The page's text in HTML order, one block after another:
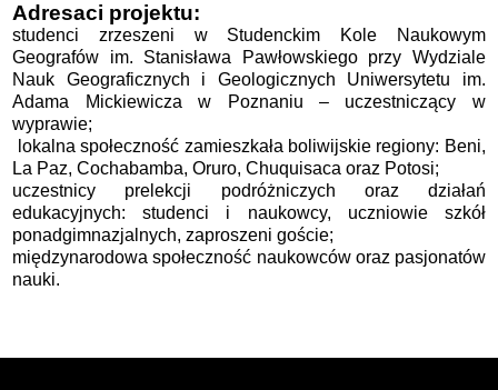
Adresaci projektu:
studenci zrzeszeni w Studenckim Kole Naukowym
Geografów im. Stanisława Pawłowskiego przy Wydziale
Nauk Geograficznych i Geologicznych Uniwersytetu im.
Adama Mickiewicza w Poznaniu – uczestniczący w
wyprawie;
lokalna społeczność zamieszkała boliwijskie regiony: Beni,
La Paz, Cochabamba, Oruro, Chuquisaca oraz Potosi;
uczestnicy prelekcji podróżniczych oraz działań
edukacyjnych: studenci i naukowcy, uczniowie szkół
ponadgimnazjalnych, zaproszeni goście;
międzynarodowa społeczność naukowców oraz pasjonatów
nauki.